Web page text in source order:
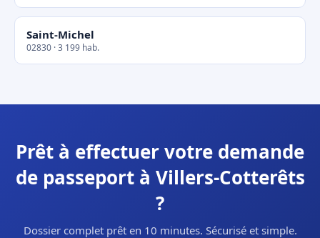
Saint-Michel
02830 · 3 199 hab.
Prêt à effectuer votre demande
de passeport à Villers-Cotterêts
?
Dossier complet prêt en 10 minutes. Sécurisé et simple.